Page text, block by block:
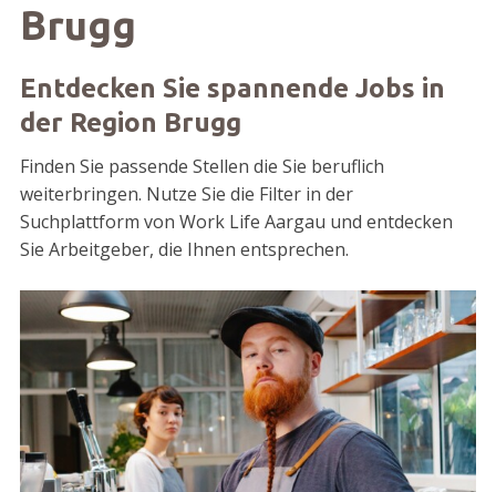
Brugg
Entdecken Sie spannende Jobs in
der Region Brugg
Finden Sie passende Stellen die Sie beruflich
weiterbringen. Nutze Sie die Filter in der
Suchplattform von Work Life Aargau und entdecken
Sie Arbeitgeber, die Ihnen entsprechen.